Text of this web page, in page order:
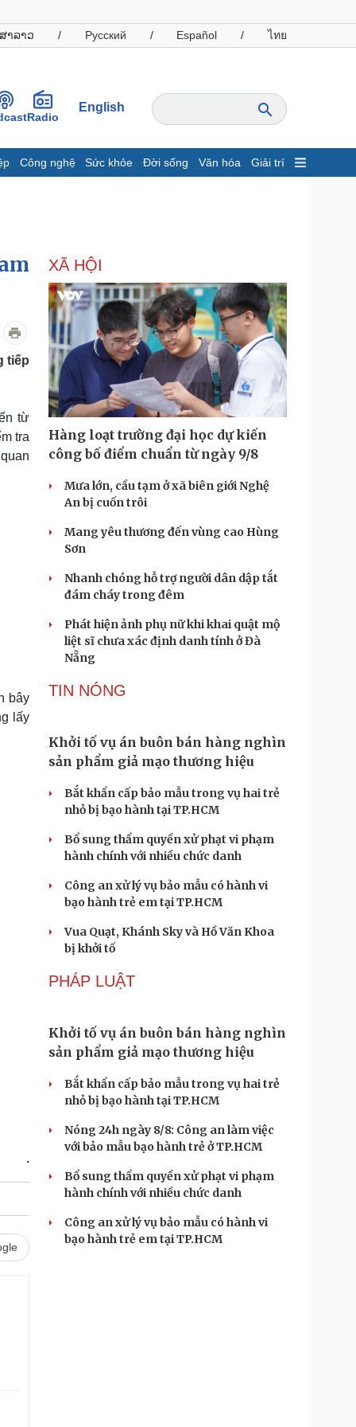
າລາວ / Русский / Español / ไทย
Radio
English
Công nghệ Sức khỏe Đời sống Văn hóa Giải trí
Giá cà phê
nghiệp
tin doanh nghiệp
nghiệp 24h
nhân
cộng đồng
Công nghệ
Sành điệu
Tin Công nghệ
Trải nghiệm
Chuyển đổi số
lịch
vấn
Podcast
Câu chuyện thời sự
Đọc truyện đêm khuya
Hạt giống tâm hồn
tiếp
từ
tra
bây
lấy
.
XÃ HỘI
Hàng loạt trường đại học dự kiến
công bố điểm chuẩn từ ngày 9/8
Mưa lớn, cầu tạm ở xã biên giới Nghệ
An bị cuốn trôi
Mang yêu thương đến vùng cao Hùng
Sơn
Nhanh chóng hỗ trợ người dân dập tắt
đám cháy trong đêm
Phát hiện ảnh phụ nữ khi khai quật mộ
liệt sĩ chưa xác định danh tính ở Đà
Nẵng
TIN NÓNG
Khởi tố vụ án buôn bán hàng nghìn
sản phẩm giả mạo thương hiệu
Bắt khẩn cấp bảo mẫu trong vụ hai trẻ
nhỏ bị bạo hành tại TP.HCM
Bổ sung thẩm quyền xử phạt vi phạm
hành chính với nhiều chức danh
Công an xử lý vụ bảo mẫu có hành vi
bạo hành trẻ em tại TP.HCM
Vua Quạt, Khánh Sky và Hồ Văn Khoa
bị khởi tố
PHÁP LUẬT
Khởi tố vụ án buôn bán hàng nghìn
sản phẩm giả mạo thương hiệu
Bắt khẩn cấp bảo mẫu trong vụ hai trẻ
nhỏ bị bạo hành tại TP.HCM
Nóng 24h ngày 8/8: Công an làm việc
với bảo mẫu bạo hành trẻ ở TP.HCM
Bổ sung thẩm quyền xử phạt vi phạm
hành chính với nhiều chức danh
Công an xử lý vụ bảo mẫu có hành vi
bạo hành trẻ em tại TP.HCM